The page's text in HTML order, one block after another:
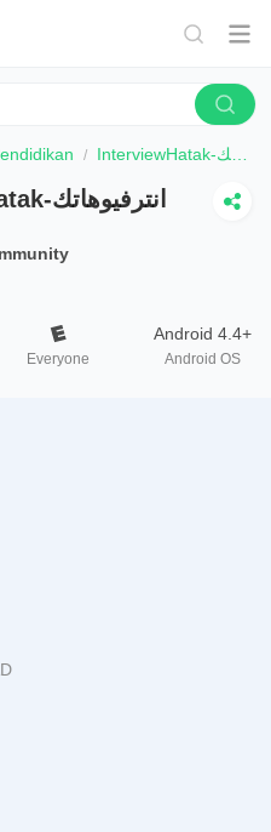
InterviewHatak-انترفيوهاتك
InterviewHatak-انترفيوهاتك
Everyone
Android 4.4+
Android OS